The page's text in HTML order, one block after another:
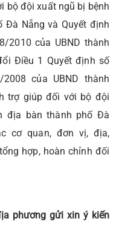
bộ đội xuất ngũ bị bệnh
Đà Nẵng và Quyết định
2010 của UBND thành
Điều 1 Quyết định số
của UBND thành
trợ giúp đối với bộ đội
địa bàn thành phố Đà
cơ quan, đơn vị, địa,
hợp, hoàn chỉnh đối
phương gửi xin ý kiến